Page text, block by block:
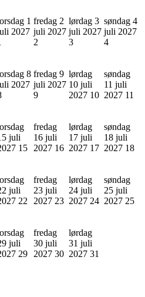
1
2027
fredag 2
juli 2027
2
lørdag 3
juli 2027
3
søndag 4
juli 2027
4
8
2027
fredag 9
juli 2027
9
lørdag
10 juli
2027 10
søndag
11 juli
2027 11
juli
15
fredag
16 juli
2027 16
lørdag
17 juli
2027 17
søndag
18 juli
2027 18
juli
22
fredag
23 juli
2027 23
lørdag
24 juli
2027 24
søndag
25 juli
2027 25
juli
29
fredag
30 juli
2027 30
lørdag
31 juli
2027 31